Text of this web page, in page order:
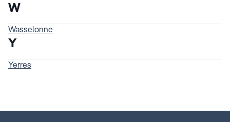
W
Wasselonne
Y
Yerres